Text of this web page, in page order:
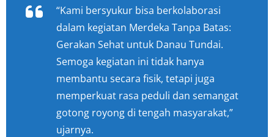
“Kami bersyukur bisa berkolaborasi
dalam kegiatan Merdeka Tanpa Batas:
Gerakan Sehat untuk Danau Tundai.
Semoga kegiatan ini tidak hanya
membantu secara fisik, tetapi juga
memperkuat rasa peduli dan semangat
gotong royong di tengah masyarakat,”
ujarnya.